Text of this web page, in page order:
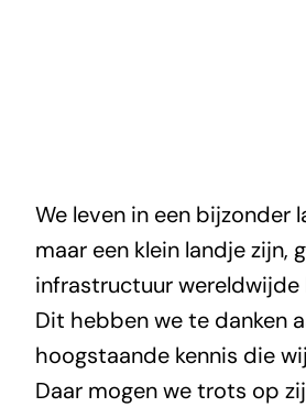
We leven in een bijzonder
maar een klein landje zijn,
infrastructuur wereldwijde
Dit hebben we te danken
hoogstaande kennis die
Daar mogen we trots op